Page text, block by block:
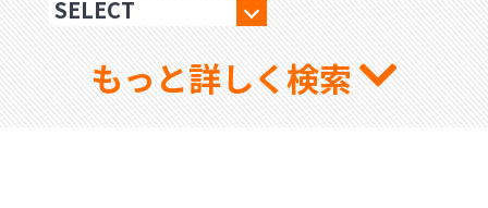
もっと詳しく検索